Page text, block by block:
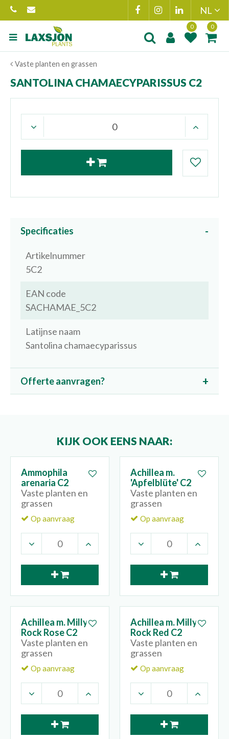
Ga
naar
content
Vaste planten en grassen
SANTOLINA CHAMAECYPARISSUS C2
Specificaties
Artikelnummer
5C2
EAN code
SACHAMAE_5C2
Latijnse naam
Santolina chamaecyparissus
Offerte aanvragen?
KIJK OOK EENS NAAR:
Ammophila
arenaria C2
Vaste planten en
grassen
Op aanvraag
Achillea m.
'Apfelblüte' C2
Vaste planten en
grassen
Op aanvraag
Achillea m. Milly
Rock Rose C2
Vaste planten en
grassen
Op aanvraag
Achillea m. Milly
Rock Red C2
Vaste planten en
grassen
Op aanvraag